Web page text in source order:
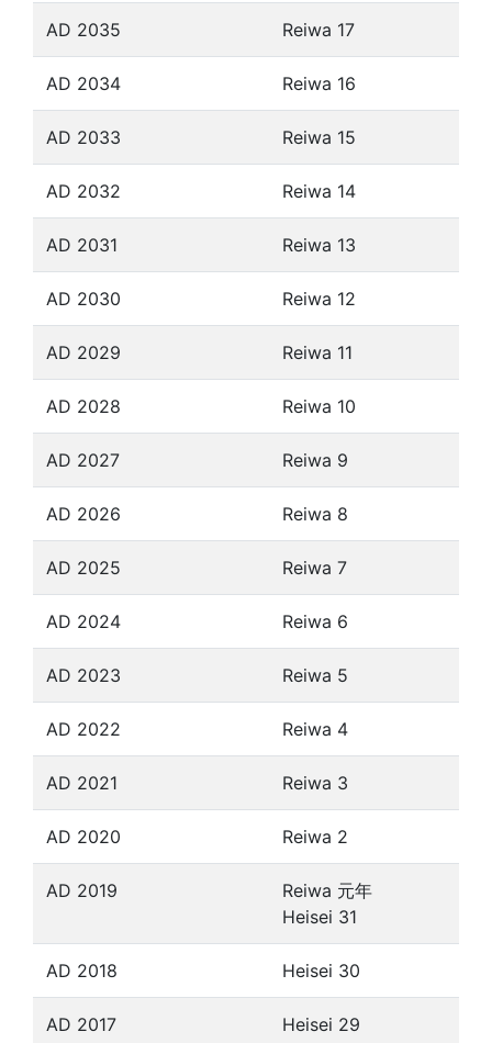
AD 2035 Reiwa 17
AD 2034 Reiwa 16
AD 2033 Reiwa 15
AD 2032 Reiwa 14
AD 2031 Reiwa 13
AD 2030 Reiwa 12
AD 2029 Reiwa 11
AD 2028 Reiwa 10
AD 2027 Reiwa 9
AD 2026 Reiwa 8
AD 2025 Reiwa 7
AD 2024 Reiwa 6
AD 2023 Reiwa 5
AD 2022 Reiwa 4
AD 2021 Reiwa 3
AD 2020 Reiwa 2
AD 2019
Reiwa 元年
Heisei 31
AD 2018 Heisei 30
AD 2017 Heisei 29